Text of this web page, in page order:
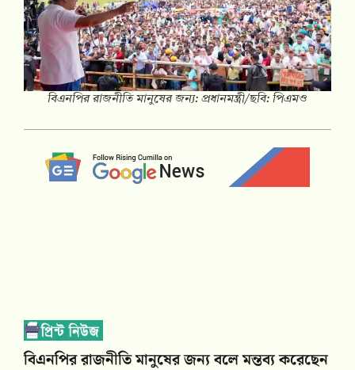
বিএনপির রাজনীতি মানুষের জন্য: প্রধানমন্ত্রী/ছবি: পিএমও
বিএনপির রাজনীতি মানুষের জন্য বলে মন্তব্য করেছেন